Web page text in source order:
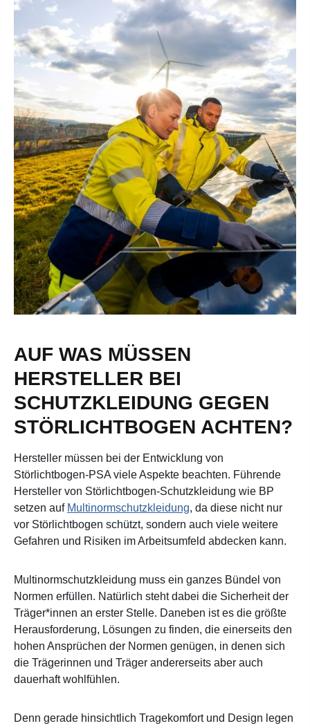
AUF WAS MÜSSEN
HERSTELLER BEI
SCHUTZKLEIDUNG GEGEN
STÖRLICHTBOGEN ACHTEN?
Hersteller müssen bei der Entwicklung von
Störlichtbogen-PSA viele Aspekte beachten. Führende
Hersteller von Störlichtbogen-Schutzkleidung wie BP
setzen auf Multinormschutzkleidung, da diese nicht nur
vor Störlichtbogen schützt, sondern auch viele weitere
Gefahren und Risiken im Arbeitsumfeld abdecken kann.
Multinormschutzkleidung muss ein ganzes Bündel von
Normen erfüllen. Natürlich steht dabei die Sicherheit der
Träger*innen an erster Stelle. Daneben ist es die größte
Herausforderung, Lösungen zu finden, die einerseits den
hohen Ansprüchen der Normen genügen, in denen sich
die Trägerinnen und Träger andererseits aber auch
dauerhaft wohlfühlen.
Denn gerade hinsichtlich Tragekomfort und Design legen